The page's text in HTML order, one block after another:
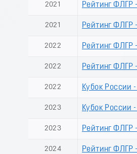
2021 Рейтинг
2021 Рейтинг ФЛГР
2022 Рейтинг ФЛГР
2022 Рейтинг
2022 Кубок
2023 Кубок
2023 Рейтинг
2024 Рейтинг